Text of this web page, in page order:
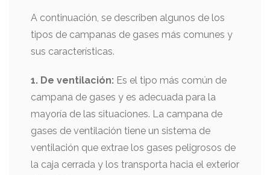
A continuación, se describen algunos de los
tipos de campanas de gases más comunes y
sus características.
1. De ventilación: Es el tipo más común de
campana de gases y es adecuada para la
mayoría de las situaciones. La campana de
gases de ventilación tiene un sistema de
ventilación que extrae los gases peligrosos de
la caja cerrada y los transporta hacia el exterior